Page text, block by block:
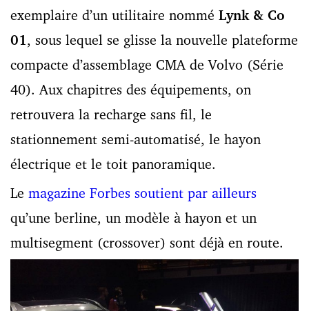
exemplaire d’un utilitaire nommé Lynk & Co
01, sous lequel se glisse la nouvelle plateforme
compacte d’assemblage CMA de Volvo (Série
40). Aux chapitres des équipements, on
retrouvera la recharge sans fil, le
stationnement semi-automatisé, le hayon
électrique et le toit panoramique.
Le magazine Forbes soutient par ailleurs
qu’une berline, un modèle à hayon et un
multisegment (crossover) sont déjà en route.